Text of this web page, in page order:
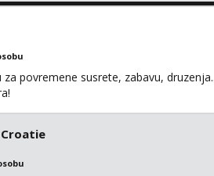
povremene susrete, zabavu,
Croatie